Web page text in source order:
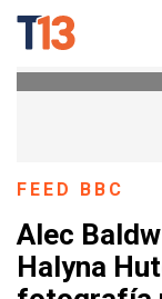
FEED BBC
Alec
Halyna